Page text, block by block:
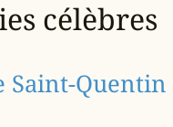
célèbres
Saint-Quentin